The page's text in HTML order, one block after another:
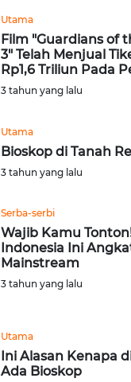
Utama
Film "Guardians of
3" Telah Menjual
Rp1,6 Triliun Pada
3 tahun yang lalu
Utama
Bioskop di Tanah
3 tahun yang lalu
Serba-serbi
Wajib Kamu
Indonesia Ini
Mainstream
3 tahun yang lalu
Utama
Ini Alasan Kenapa
Ada Bioskop